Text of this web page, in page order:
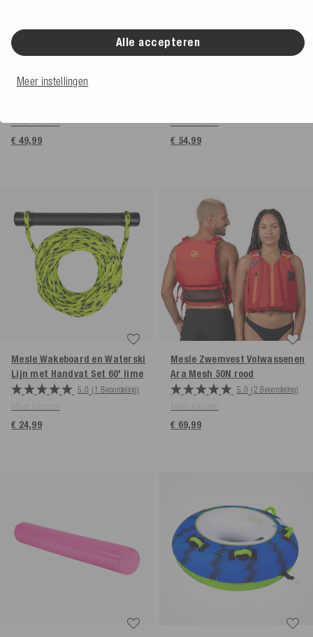
Mesle Zwemvest Volwassenen
H210benzine
Meer kleuren
€ 49,99
Meer kleuren
€ 54,99
Mesle Wakeboard en Waterski
Lijn met Handvat Set 60' lime
5.0 (1 Beoordeling)
€ 24,99
Mesle Zwemvest Volwassenen
Ara Mesh 50N rood
5.0 (2 Beoordeling)
€ 69,99
Alle accepteren
Meer instellingen